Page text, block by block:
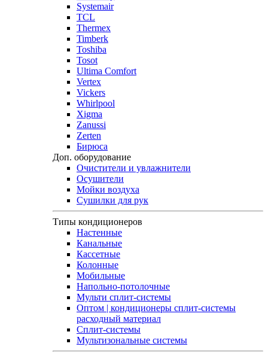
Systemair
TCL
Thermex
Timberk
Toshiba
Tosot
Ultima Comfort
Vertex
Vickers
Whirlpool
Xigma
Zanussi
Zerten
Бирюса
Доп. оборудование
Очистители и увлажнители
Осушители
Мойки воздуха
Сушилки для рук
Типы кондиционеров
Настенные
Канальные
Кассетные
Колонные
Мобильные
Напольно-потолочные
Мульти сплит-системы
Оптом | кондиционеры сплит-системы
расходный материал
Сплит-системы
Мультизональные системы